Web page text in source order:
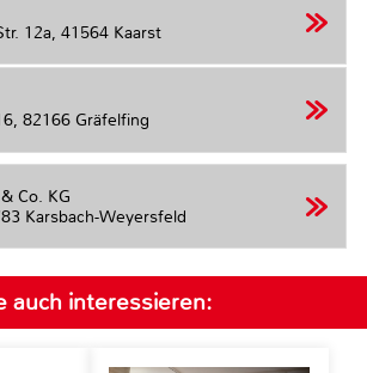
12a, 41564 Kaarst
82166 Gräfelfing
Co. KG
Karsbach-Weyersfeld
auch interessieren: